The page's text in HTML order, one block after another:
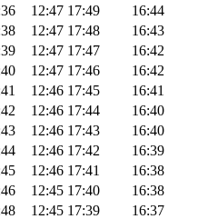
12:47 17:49 16:44
12:47 17:48 16:43
12:47 17:47 16:42
12:47 17:46 16:42
12:46 17:45 16:41
12:46 17:44 16:40
12:46 17:43 16:40
12:46 17:42 16:39
12:46 17:41 16:38
12:45 17:40 16:38
12:45 17:39 16:37